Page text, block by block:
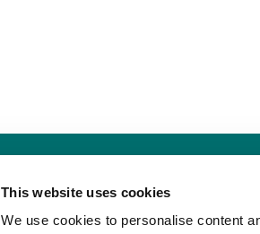
This website uses cookies
We use cookies to personalise content